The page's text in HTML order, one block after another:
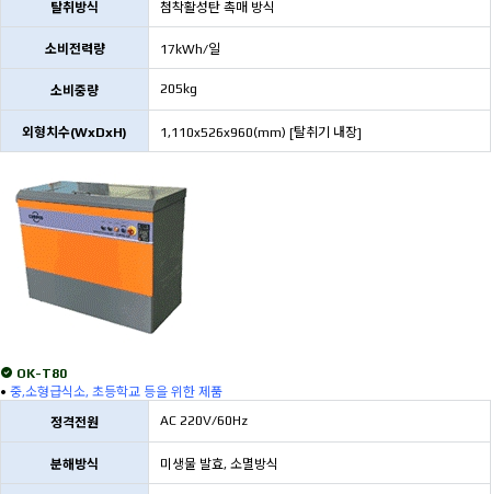
탈취방식 첨착활성탄 촉매 방식
소비전력량 17kWh/일
소비중량 205kg
외형치수(WxDxH) 1,110x526x960(mm) [탈취기 내장]
OK-T80
• 중,소형급식소, 초등학교 등을 위한 제품
정격전원
AC 220V/60Hz
분해방식 미생물 발효, 소멸방식